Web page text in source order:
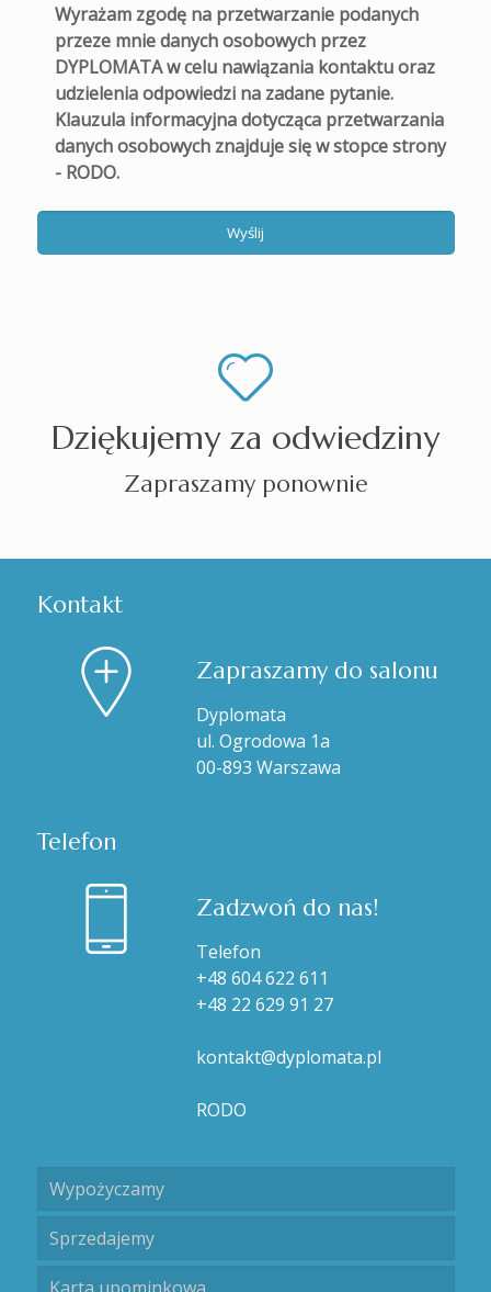
Wyrażam zgodę na przetwarzanie podanych
przeze mnie danych osobowych przez
DYPLOMATA w celu nawiązania kontaktu oraz
udzielenia odpowiedzi na zadane pytanie.
Klauzula informacyjna dotycząca przetwarzania
danych osobowych znajduje się w stopce strony
- RODO.
Dziękujemy za odwiedziny
Zapraszamy ponownie
Kontakt
Zapraszamy do salonu
Dyplomata
ul. Ogrodowa 1a
00-893 Warszawa
Telefon
Zadzwoń do nas!
Telefon
+48 604 622 611
+48 22 629 91 27
kontakt@dyplomata.pl
RODO
Wypożyczamy
Sprzedajemy
Karta upominkowa